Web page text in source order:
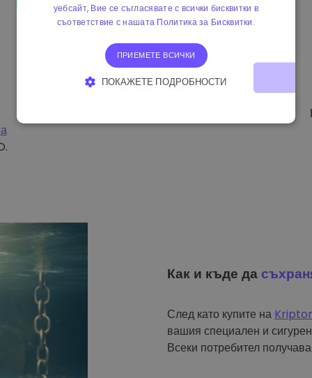
Как и къде да
След като купите на
вашия специален и
Всеки потребител
уебсайт, Вие се съгласявате с всички бисквитки в
съответствие с нашата Политика за Бисквитки.
ПРИЕМЕТЕ ВСИЧКИ
ПОКАЖЕТЕ ПОДРОБНОСТИ